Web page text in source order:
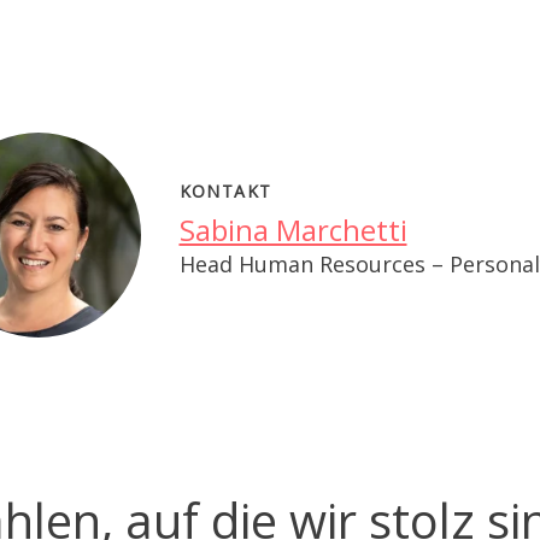
KONTAKT
Sabina Marchetti
Head Human Resources –
auf die wir stolz